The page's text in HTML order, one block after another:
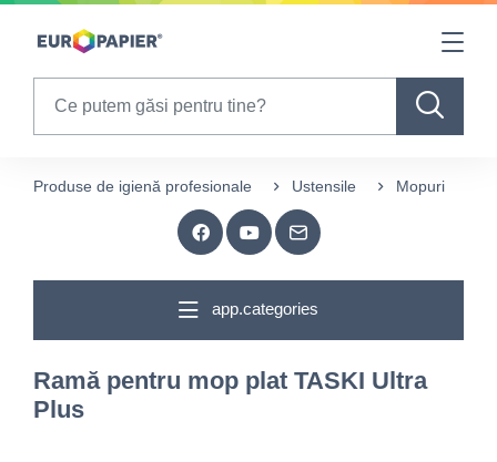
Table Of Content
Produse de igienă profesionale Ustensile Mopuri
app.categories
Ramă pentru mop plat TASKI Ultra
Plus